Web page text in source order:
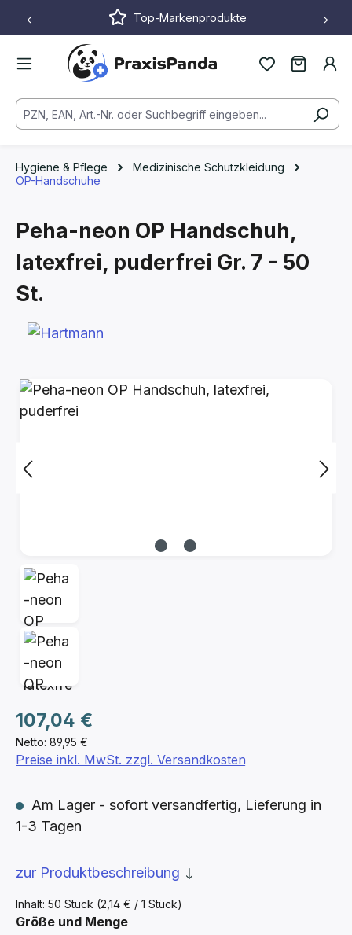
Zum Hauptinhalt springenTop-Markenprodukte
Hygiene & Pflege
Medizinische Schutzkleidung
OP-Handschuhe
Peha-neon OP Handschuh,
latexfrei, puderfrei Gr. 7 - 50
St.
Bildergalerie überspringen
Netto: 89,95 €
Regulärer Preis:
107,04 €
Inhalt: 50 Stück (2,14 € / 1 Stück)
Preise inkl. MwSt. zzgl. Versandkosten
Am Lager - sofort versandfertig, Lieferung in
1-3 Tagen
zur Produktbeschreibung
Größe und Mengeauswählen